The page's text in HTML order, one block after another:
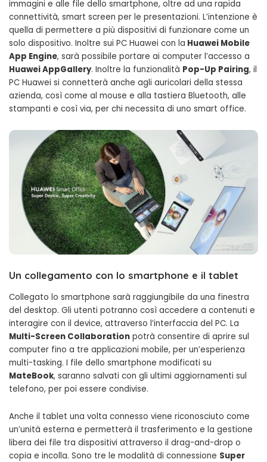
immagini e alle file dello smartphone, oltre ad una rapida
connettività, smart screen per le presentazioni. L’intenzione è
quella di permettere a più dispositivi di funzionare come un
solo dispositivo. Inoltre sui PC Huawei con la Huawei Mobile
App Engine, sarà possibile portare ai computer l’accesso a
Huawei AppGallery. Inoltre la funzionalità Pop-Up Pairing, il
PC Huawei si connetterà anche agli auricolari della stessa
azienda, così come al mouse e alla tastiera Bluetooth, alle
stampanti e così via, per chi necessita di uno smart office.
Un collegamento con lo smartphone e il tablet
Collegato lo smartphone sarà raggiungibile da una finestra
del desktop. Gli utenti potranno così accedere a contenuti e
interagire con il device, attraverso l’interfaccia del PC. La
Multi-Screen Collaboration potrà consentire di aprire sul
computer fino a tre applicazioni mobile, per un’esperienza
multi-tasking. I file dello smartphone modificati su
MateBook, saranno salvati con gli ultimi aggiornamenti sul
telefono, per poi essere condivise.
Anche il tablet una volta connesso viene riconosciuto come
un’unità esterna e permetterà il trasferimento e la gestione
libera dei file tra dispositivi attraverso il drag-and-drop o
copia e incolla. Sono tre le modalità di connessione Super